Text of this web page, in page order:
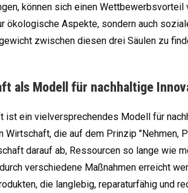
können sich einen Wettbewerbsvorteil
ökologische Aspekte, sondern auch
zwischen diesen drei Säulen zu
als Modell für nachhaltige
ist ein vielversprechendes Modell für
Wirtschaft, die auf dem Prinzip "Nehmen,
darauf ab, Ressourcen so lange wie
verschiedene Maßnahmen erreicht
die langlebig, reparaturfähig und